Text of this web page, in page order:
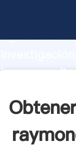
Agarrando
bromo